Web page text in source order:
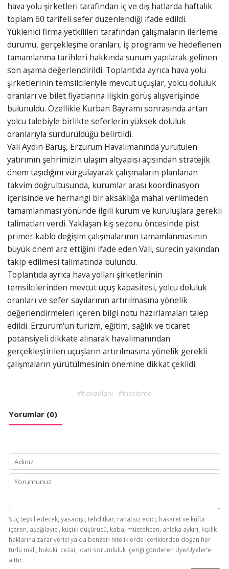
hava yolu şirketleri tarafından iç ve dış hatlarda haftalık
toplam 60 tarifeli sefer düzenlendiği ifade edildi.
Yüklenici firma yetkilileri tarafından çalışmaların ilerleme
durumu, gerçekleşme oranları, iş programı ve hedeflenen
tamamlanma tarihleri hakkında sunum yapılarak gelinen
son aşama değerlendirildi. Toplantıda ayrıca hava yolu
şirketlerinin temsilcileriyle mevcut uçuşlar, yolcu doluluk
oranları ve bilet fiyatlarına ilişkin görüş alışverişinde
bulunuldu. Özellikle Kurban Bayramı sonrasında artan
yolcu talebiyle birlikte seferlerin yüksek doluluk
oranlarıyla sürdürüldüğü belirtildi.
Vali Aydın Baruş, Erzurum Havalimanında yürütülen
yatırımın şehrimizin ulaşım altyapısı açısından stratejik
önem taşıdığını vurgulayarak çalışmaların planlanan
takvim doğrultusunda, kurumlar arası koordinasyon
içerisinde ve herhangi bir aksaklığa mahal verilmeden
tamamlanması yönünde ilgili kurum ve kuruluşlara gerekli
talimatları verdi. Yaklaşan kış sezonu öncesinde pist
primer kablo değişim çalışmalarının tamamlanmasının
büyük önem arz ettiğini ifade eden Vali, sürecin yakından
takip edilmesi talimatında bulundu.
Toplantıda ayrıca hava yolları şirketlerinin
temsilcilerinden mevcut uçuş kapasitesi, yolcu doluluk
oranları ve sefer sayılarının artırılmasına yönelik
değerlendirmeleri içeren bilgi notu hazırlamaları talep
edildi. Erzurum'un turizm, eğitim, sağlık ve ticaret
potansiyeli dikkate alınarak havalimanından
gerçekleştirilen uçuşların artırılmasına yönelik gerekli
çalışmaların yürütülmesinin önemine dikkat çekildi.
#havaalanı #inceleme
Yorumlar (0)
Suç teşkil edecek, yasadışı, tehditkar, rahatsız edici, hakaret ve küfür
içeren, aşağılayıcı, küçük düşürücü, kaba, müstehcen, ahlaka aykırı, kişilik
haklarına zarar verici ya da benzeri niteliklerde içeriklerden doğan her
türlü mali, hukuki, cezai, idari sorumluluk içeriği gönderen Üye/Üyeler’e
aittir.